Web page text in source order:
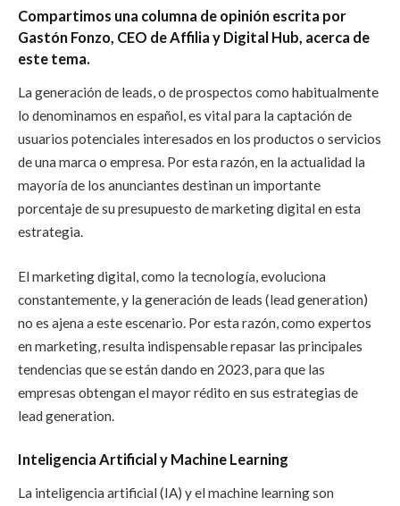
Compartimos una columna de opinión escrita por
Gastón Fonzo, CEO de Affilia y Digital Hub, acerca de
este tema.
La generación de leads, o de prospectos como habitualmente
lo denominamos en español, es vital para la captación de
usuarios potenciales interesados en los productos o servicios
de una marca o empresa. Por esta razón, en la actualidad la
mayoría de los anunciantes destinan un importante
porcentaje de su presupuesto de marketing digital en esta
estrategia.
El marketing digital, como la tecnología, evoluciona
constantemente, y la generación de leads (lead generation)
no es ajena a este escenario. Por esta razón, como expertos
en marketing, resulta indispensable repasar las principales
tendencias que se están dando en 2023, para que las
empresas obtengan el mayor rédito en sus estrategias de
lead generation.
Inteligencia Artificial y Machine Learning
La inteligencia artificial (IA) y el machine learning son